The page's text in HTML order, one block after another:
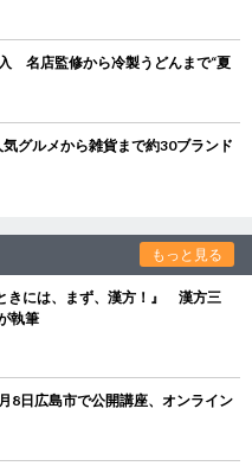
名店監修から冷製うどんまで“夏
グルメから雑貨まで約30ブランド
もっと見る
きには、まず、漢方！』 漢方三
執筆
日広島市で公開講座、オンライン